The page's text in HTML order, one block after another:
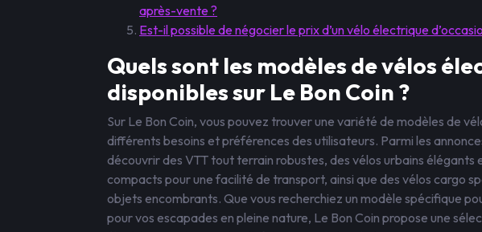
après-vente ?
Est-il possible de négocier le prix d’un vélo électrique
Quels sont les modèles de vélos
disponibles sur Le Bon Coin ?
Sur Le Bon Coin, vous pouvez trouver une variété de modèles de
différents besoins et préférences des utilisateurs. Parmi les
découvrir des VTT tout terrain robustes, des vélos urbains élégants
compacts pour une facilité de transport, ainsi que des vélos cargo
objets encombrants. Que vous recherchiez un modèle spécifique
pour vos escapades en pleine nature, Le Bon Coin propose une